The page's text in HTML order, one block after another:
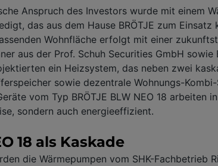
Anspruch des Investors wurde mit einem
das aus dem Hause BRÖTJE zum
Wohnfläche erfolgt mit einer
aus der Prof. Schuh Securities GmbH sowie
ein Heizsystem, das neben zwei
sowie dezentrale Wohnungs-
vom Typ BRÖTJE BLW NEO 18 arbeiten
sondern auch energieeffizient.
18 als Kaskade
die Wärmepumpen vom SHK-Fachbetrieb